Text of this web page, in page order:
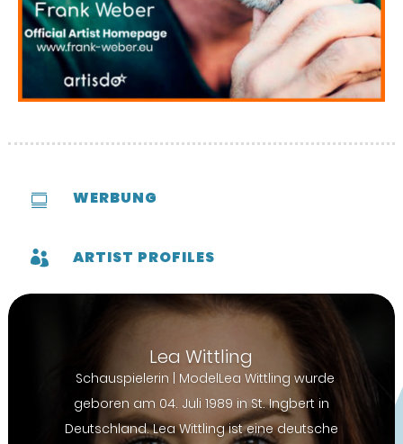
 WERBUNG
 ARTIST PROFILES
Lea Wittling
Schauspielerin | ModelLea Wittling wurde
geboren am 04. Juli 1989 in St. Ingbert in
Deutschland. Lea Wittling ist eine deutsche